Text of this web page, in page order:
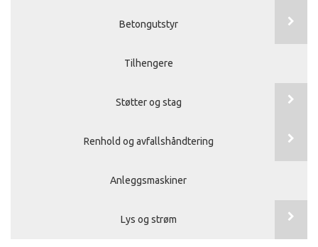
Betongutstyr
Tilhengere
Støtter og stag
Renhold og avfallshåndtering
Anleggsmaskiner
Lys og strøm